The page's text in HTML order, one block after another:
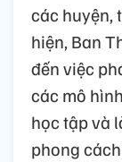
các huyện,
hiện, Ban
đến việc
các mô
học tập và
phong